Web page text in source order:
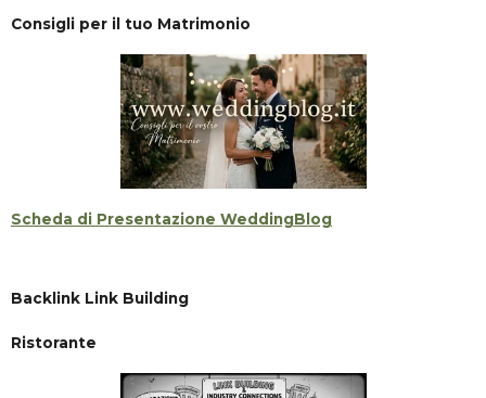
Consigli per il tuo Matrimonio
Scheda di Presentazione WeddingBlog
Backlink Link Building
Ristorante